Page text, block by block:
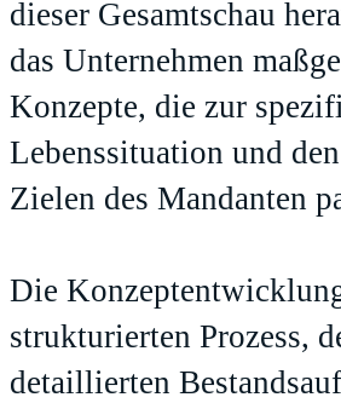
dieser Gesamtschau
das Unternehmen
Konzepte, die zur
Lebenssituation und
Zielen des Mandanten
Die
strukturierten Prozess,
detaillierten